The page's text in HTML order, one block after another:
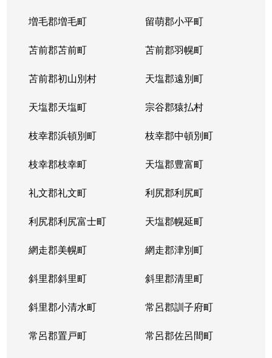
増毛郡増毛町 留萌郡小平町
苫前郡苫前町 苫前郡羽幌町
苫前郡初山別村 天塩郡遠別町
天塩郡天塩町 宗谷郡猿払村
枝幸郡浜頓別町 枝幸郡中頓別町
枝幸郡枝幸町 天塩郡豊富町
礼文郡礼文町 利尻郡利尻町
利尻郡利尻富士町 天塩郡幌延町
網走郡美幌町 網走郡津別町
斜里郡斜里町 斜里郡清里町
斜里郡小清水町 常呂郡訓子府町
常呂郡置戸町 常呂郡佐呂間町